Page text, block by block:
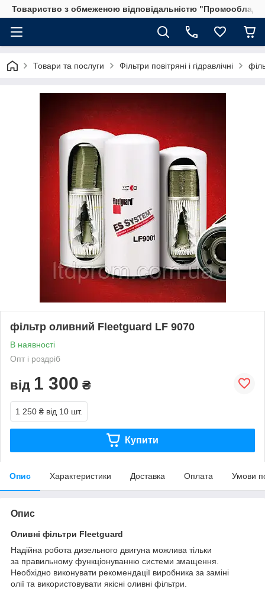
Товариство з обмеженою відповідальністю
Товари та послуги Фільтри повітряні і гідравлічні
фільтр оливний Fleetguard LF 9070
В наявності
Опт і роздріб
від 1 300 ₴
1 250 ₴ від 10 шт.
Купити
Опис Характеристики Доставка Оплата Умови
Опис
Оливні фільтри Fleetguard
Надійна робота дизельного двигуна можлива тільки
за правильному функціонуванню системи змащення.
Необхідно виконувати рекомендації виробника за заміні
олії та використовувати якісні оливні фільтри.